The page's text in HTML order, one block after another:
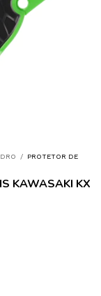
/
PROTETOR DE
KAWASAKI KX